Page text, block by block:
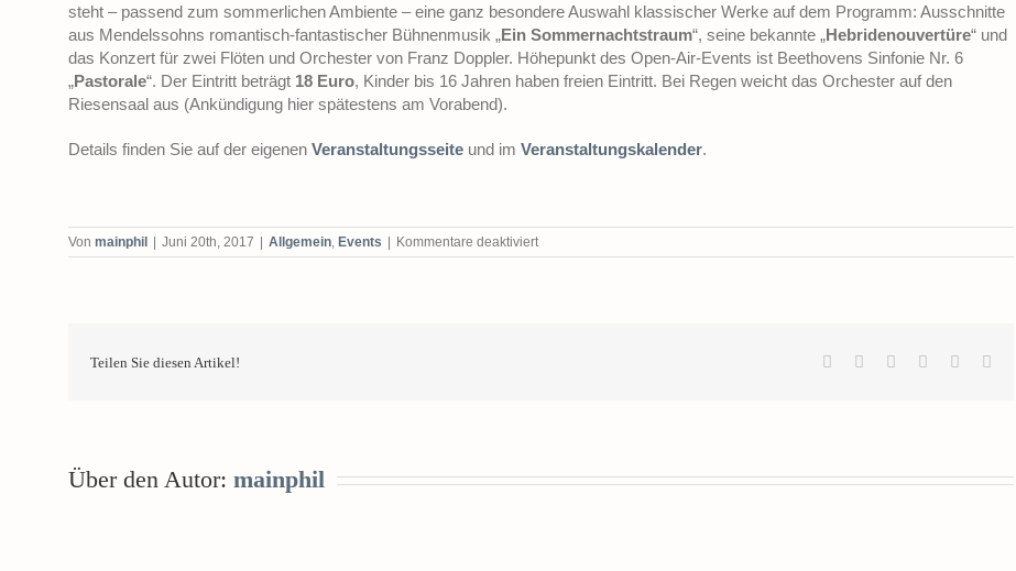
steht – passend zum sommerlichen Ambiente – eine ganz besondere Auswahl klassischer Werke auf dem Programm: Ausschnitte
aus Mendelssohns romantisch-fantastischer Bühnenmusik „Ein Sommernachtstraum“, seine bekannte „Hebridenouvertüre“ und
das Konzert für zwei Flöten und Orchester von Franz Doppler. Höhepunkt des Open-Air-Events ist Beethovens Sinfonie Nr. 6
„Pastorale“. Der Eintritt beträgt 18 Euro, Kinder bis 16 Jahren haben freien Eintritt. Bei Regen weicht das Orchester auf den
Riesensaal aus (Ankündigung hier spätestens am Vorabend).
Details finden Sie auf der eigenen Veranstaltungsseite und im Veranstaltungskalender.
Von mainphil Juni 20th, 2017 Allgemein, Events Kommentare deaktiviertfür
Klassik-
Teilen Sie diesen Artikel! Facebook LinkedIn
TumblrPinterest
Über den Autor: mainphil